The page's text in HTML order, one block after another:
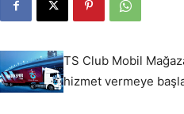
TS Club Mobil
hizmet vermeye